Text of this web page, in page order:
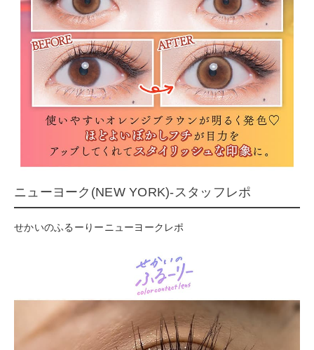
ニューヨーク(NEW YORK)-スタッフレポ
せかいのふるーりーニューヨークレポ